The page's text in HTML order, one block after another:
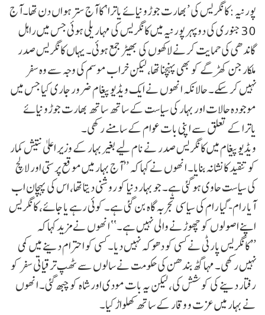
پورنیہ :کانگریس کی ’بھارت جوڑو نیائے یاترا‘ کا آج سترہواں دن تھا۔آج
30 جنوری کی دوپہر پورنیہ میں کانگریس کی مہاریلی ہوئی جس میں راہل
گاندھی کی حمایت کرنے لاکھوں کی بھیڑ جمع ہوئی۔ یہاں کانگریس صدر
ملکارجن کھڑگے کو بھی پہنچنا تھا، لیکن خراب موسم کی وجہ سے وہ سفر
نہیں کر سکے۔ حالانکہ انھوں نے ایک ویڈیو پیغام ضرور جاری کیا جس میں
موجودہ حالات اور بہار کی سیاست کے ساتھ ساتھ بھارت جوڑو نیائے
یاترا کے تعلق سے اپنی بات عوام کے سامنے رکھی۔
ویڈیو پیغام میں کانگریس صدر نے نام لیے بغیر بہار کے وزیر اعلیٰ نتیش کمار
کو تنقید کا نشانہ بنایا۔ انھوں نے کہا کہ ’’آج بہار میں موقع پرستی اور لالچ
کی سیاست حاوی ہو گئی ہے۔ جو بہار دنیا کو روشنی دیتا تھا، اس کی پہچان اب
آیا رام-گیا رام کی سیاسی تجربہ گاہ بن گئی ہے۔ کوئی رہے یا جائے، کانگریس
اپنے اصولوں کو چھوڑنے والی نہیں ہے۔‘‘ انھوں نے مزید کہا کہ
’’کانگریس پارٹی نے کسی کو دھوکہ نہیں دیا۔ کسی کو احترام دینے میں کمی
نہیں رکھی۔ مہاگٹھ بندھن کی حکومت نے سالوں سے ٹھپ ترقیاتی سفر کو
رفتار دینے کی کوشش کی، لیکن یہ بات مودی اور شاہ کو چبھ گئی۔ انھوں
نے بہار میں عزت و وقار کے ساتھ کھلواڑ کیا۔